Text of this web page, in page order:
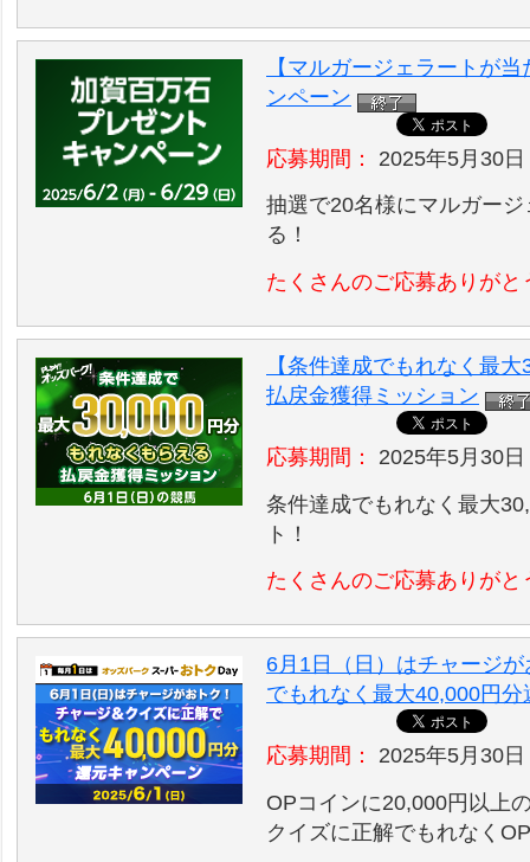
【マルガージェラートが
ンペーン
応募期間：
2025年5月30
抽選で20名様にマルガー
る！
たくさんのご応募ありがと
【条件達成でもれなく最
払戻金獲得ミッション
応募期間：
2025年5月30
条件達成でもれなく最大
ト！
たくさんのご応募ありがと
6月1日（日）はチャージ
でもれなく最大40,000円
応募期間：
2025年5月30
OPコインに20,000円以上
クイズに正解でもれなく